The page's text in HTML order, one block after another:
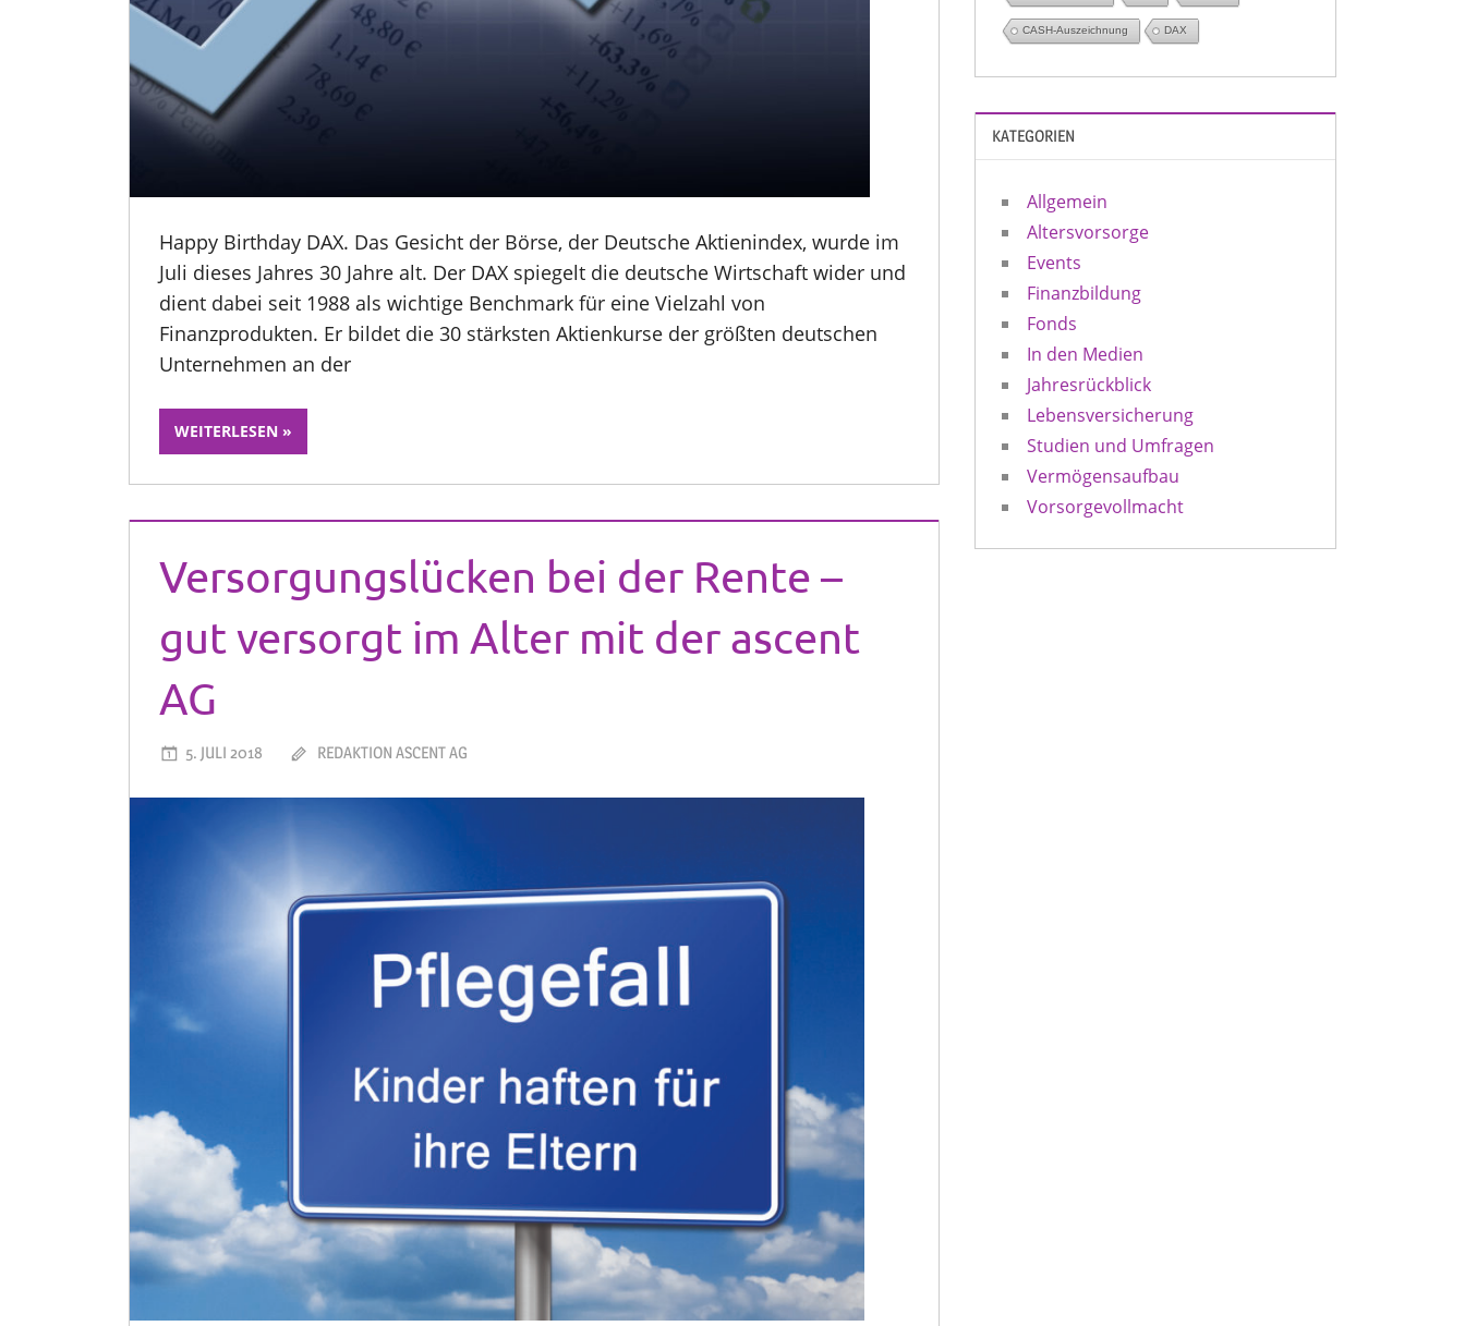
Happy Birthday DAX. Das Gesicht der Börse, der Deutsche Aktienindex, wurde im
Juli dieses Jahres 30 Jahre alt. Der DAX spiegelt die deutsche Wirtschaft wider und
dient dabei seit 1988 als wichtige Benchmark für eine Vielzahl von
Finanzprodukten. Er bildet die 30 stärksten Aktienkurse der größten deutschen
Unternehmen an der
WEITERLESEN
Versorgungslücken bei der Rente –
gut versorgt im Alter mit der ascent
AG
5. JULI 2018 REDAKTION ASCENT AG
CASH-Auszeichnung DAX
KATEGORIEN
Allgemein
Altersvorsorge
Events
Finanzbildung
Fonds
In den Medien
Jahresrückblick
Lebensversicherung
Studien und Umfragen
Vermögensaufbau
Vorsorgevollmacht